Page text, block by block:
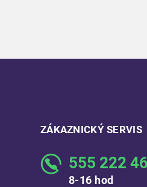
ZÁKAZNICKÝ SERVIS
555 222
8-16 hod